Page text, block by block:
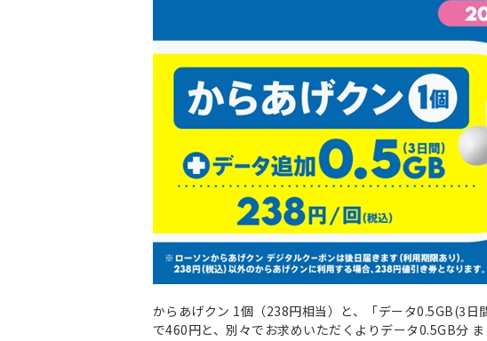
からあげクン 1個（238円相当）と、「データ0.5GB(3
で460円と、別々でお求めいただくよりデータ0.5GB分